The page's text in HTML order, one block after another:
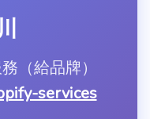
（給品牌）
services